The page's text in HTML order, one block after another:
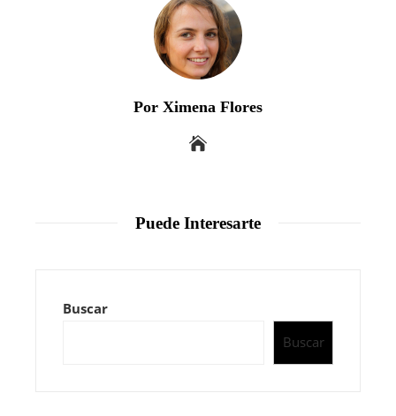
Por Ximena Flores
Puede Interesarte
Buscar
Buscar